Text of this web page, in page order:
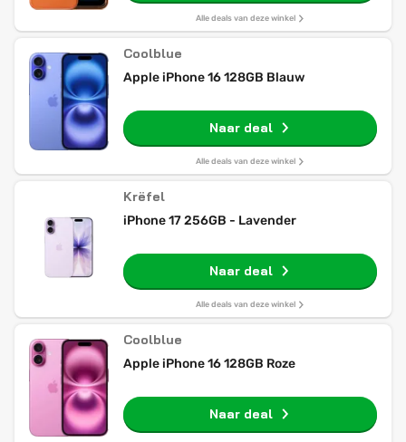
Alle deals van deze winkel
Coolblue
Apple iPhone 16 128GB Blauw
Naar deal
Alle deals van deze winkel
Krëfel
iPhone 17 256GB - Lavender
Naar deal
Alle deals van deze winkel
Coolblue
Apple iPhone 16 128GB Roze
Naar deal